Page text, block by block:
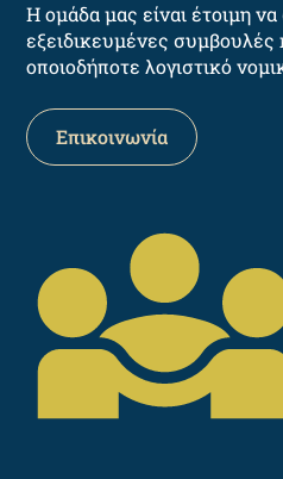
Η ομάδα μας είναι έτοιμη
εξειδικευμένες συμβουλές
οποιοδήποτε λογιστικό
Επικοινωνία